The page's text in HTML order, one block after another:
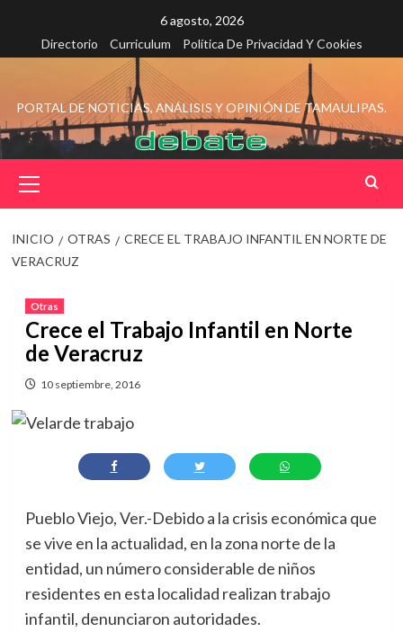
contenido
6 agosto, 2026
Directorio
Curriculum Política De Privacidad Y Cookies
PORTAL DE NOTICIAS, ANÁLISIS Y OPINIÓN DE TAMAULIPAS.
principal
INICIO OTRAS
CRECE EL TRABAJO INFANTIL EN NORTE DE
VERACRUZ
Otras
Crece el Trabajo Infantil en Norte
de Veracruz
10 septiembre, 2016
Pueblo Viejo, Ver.-Debido a la crisis económica que
se vive en la actualidad, en la zona norte de la
entidad, un número considerable de niños
residentes en esta localidad realizan trabajo
infantil, denunciaron autoridades.